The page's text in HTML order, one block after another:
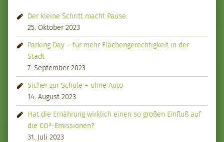
Der kleine Schritt macht Pause.
25. Oktober 2023
Parking Day – für mehr Flächengerechtigkeit in der
Stadt
7. September 2023
Sicher zur Schule – ohne Auto
14. August 2023
Hat die Ernährung wirklich einen so großen Einfluß auf
die CO²-Emissionen?
31. Juli 2023